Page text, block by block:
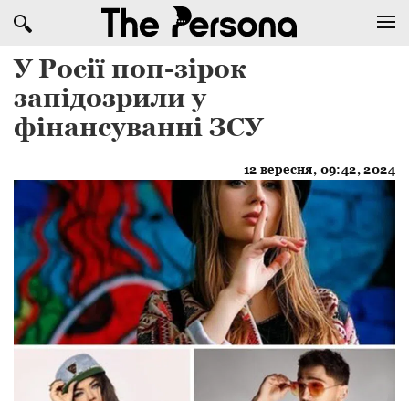
У Росії поп-зірок
запідозрили у
фінансуванні ЗСУ
12 вересня, 09:42, 2024